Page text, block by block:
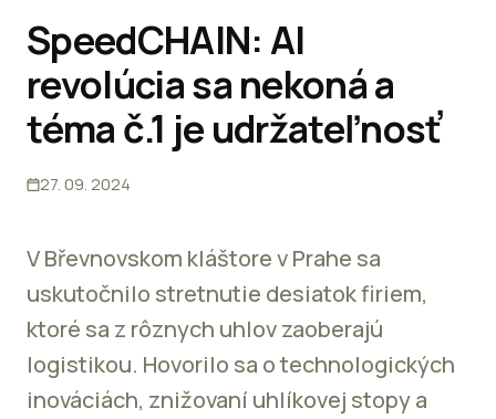
Prieskum trhu
Kontakt
SpeedCHAIN: AI
revolúcia sa nekoná a
téma č.1 je udržateľnosť
27. 09. 2024
V Břevnovskom kláštore v Prahe sa
uskutočnilo stretnutie desiatok firiem,
ktoré sa z rôznych uhlov zaoberajú
logistikou. Hovorilo sa o technologických
inováciách, znižovaní uhlíkovej stopy a